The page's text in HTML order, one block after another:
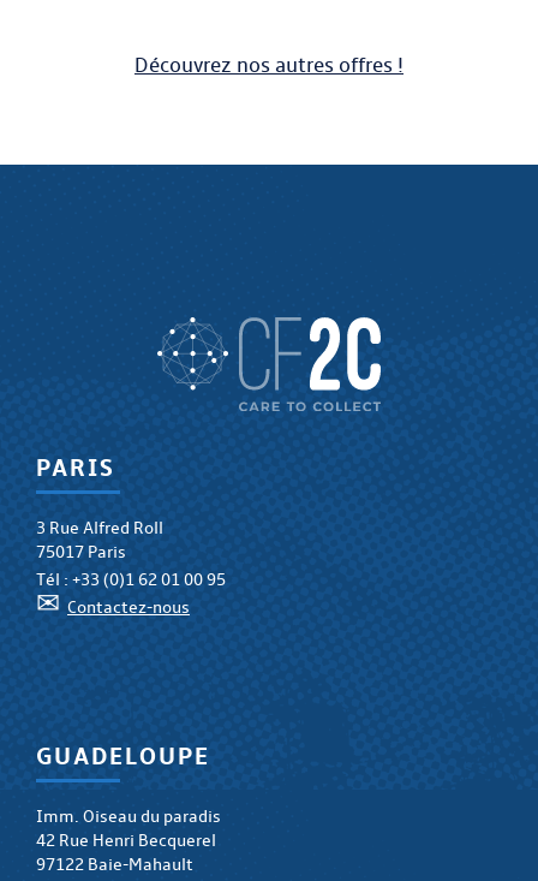
Découvrez nos autres offres !
PARIS
3 Rue Alfred Roll
75017 Paris
Tél : +33 (0)1 62 01 00 95
✉ Contactez-nous
GUADELOUPE
Imm. Oiseau du paradis
42 Rue Henri Becquerel
97122 Baie-Mahault